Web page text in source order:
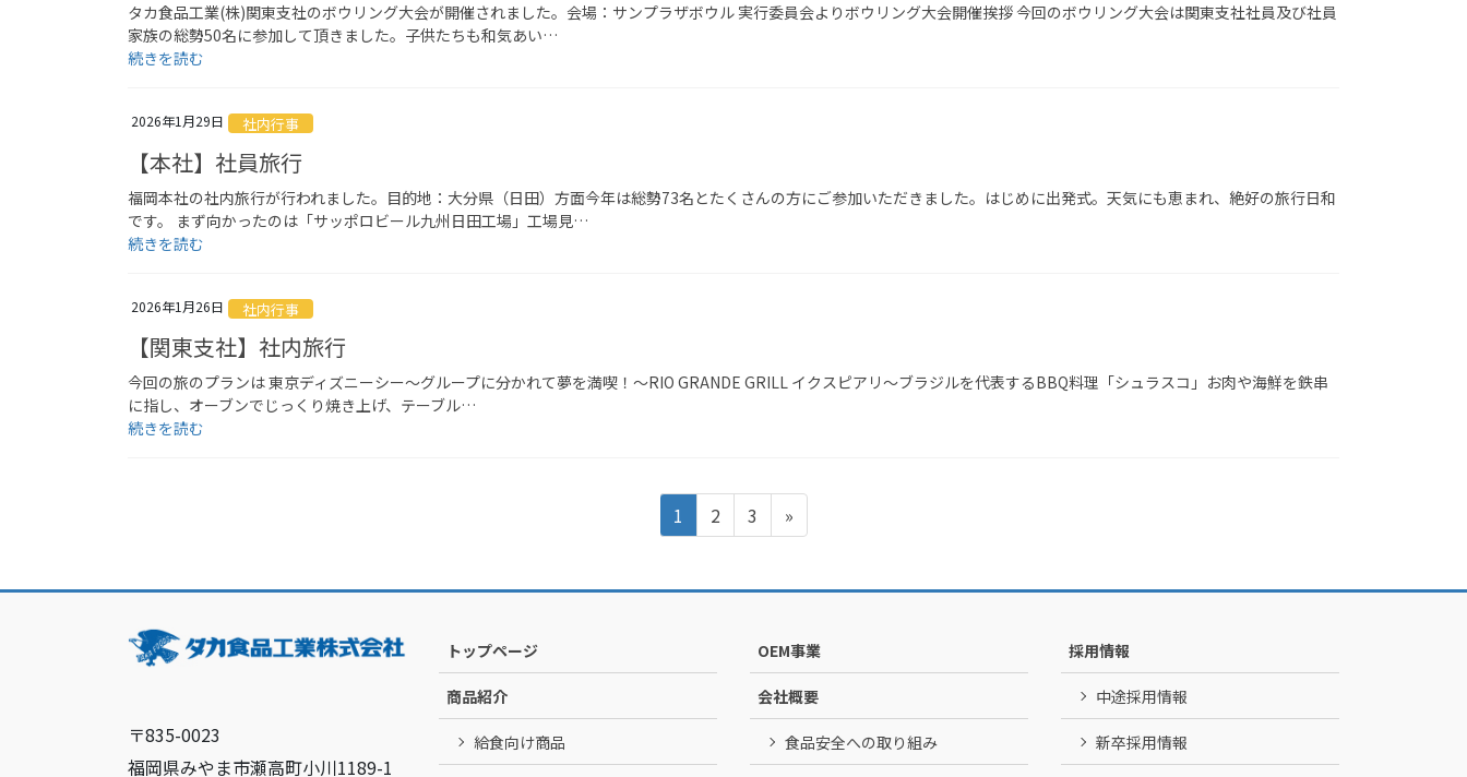
タカ食品工業(株)関東支社のボウリング大会が開催されました。会場：サンプラザボウル 実行委員会よりボウリング大会開催挨拶 今回のボウリング大会は関東支社社員及び社員
家族の総勢50名に参加して頂きました。子供たちも和気あい…
続きを読む
2026年1月29日 社内行事
【本社】社員旅行
福岡本社の社内旅行が行われました。目的地：大分県（日田）方面今年は総勢73名とたくさんの方にご参加いただきました。はじめに出発式。天気にも恵まれ、絶好の旅行日和
です。 まず向かったのは「サッポロビール九州日田工場」工場見…
続きを読む
2026年1月26日 社内行事
【関東支社】社内旅行
今回の旅のプランは 東京ディズニーシー～グループに分かれて夢を満喫！～RIO GRANDE GRILL イクスピアリ～ブラジルを代表するBBQ料理「シュラスコ」お肉や海鮮を鉄串
に指し、オーブンでじっくり焼き上げ、テーブル…
続きを読む
の
ペ
ー
送
り
Page
1 Page
2 Page
3 »
〒835-0023
福岡県みやま市瀬高町小川1189-1
トップページ
商品紹介
給食向け商品
OEM事業
会社概要
食品安全への取り組み
採用情報
中途採用情報
新卒採用情報